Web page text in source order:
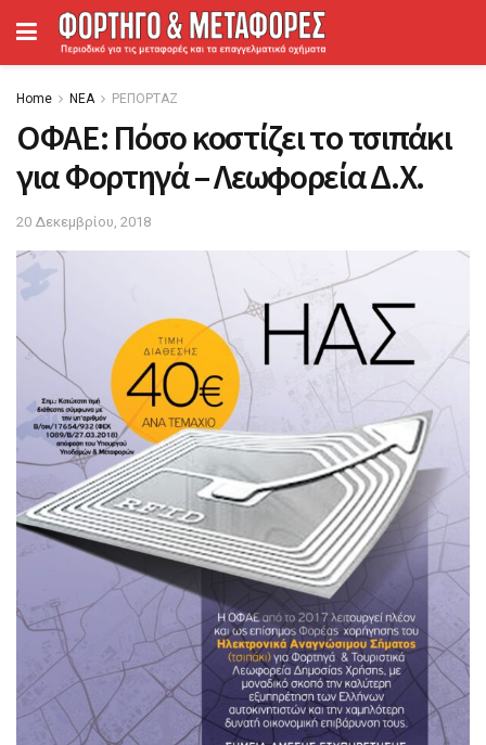
Home ΝΕΑ ΡΕΠΟΡΤΑΖ
ΟΦΑΕ: Πόσο κοστίζει τo τσιπάκι
για Φορτηγά – Λεωφορεία Δ.Χ.
20 Δεκεμβρίου, 2018